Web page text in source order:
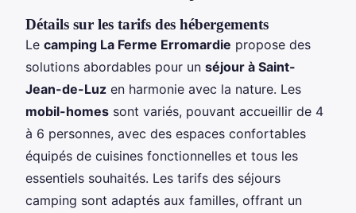
Détails sur les tarifs des hébergements
Le camping La Ferme Erromardie propose des
solutions abordables pour un séjour à Saint-
Jean-de-Luz en harmonie avec la nature. Les
mobil-homes sont variés, pouvant accueillir de 4
à 6 personnes, avec des espaces confortables
équipés de cuisines fonctionnelles et tous les
essentiels souhaités. Les tarifs des séjours
camping sont adaptés aux familles, offrant un